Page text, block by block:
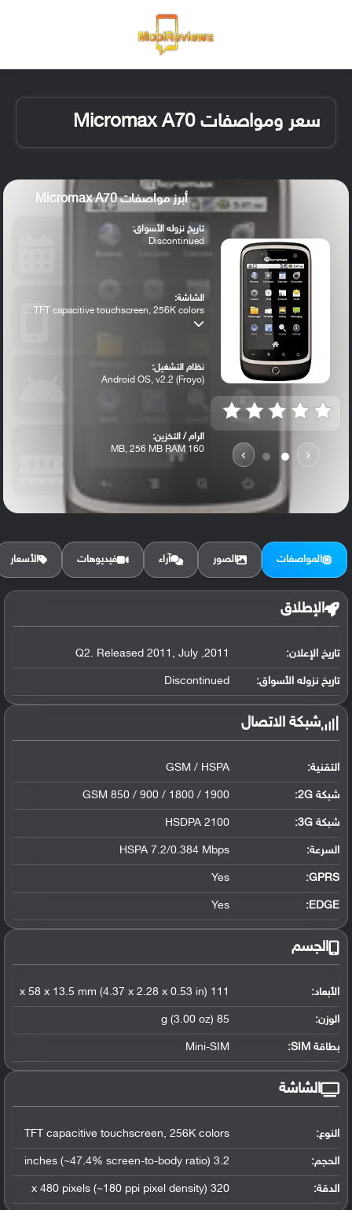
سعر ومواصفات Micromax A70
‹
›
أبرز مواصفات Micromax A70
تاريخ نزوله الأسواق:
Discontinued
الشاشة:
TFT capacitive touchscreen, 256K colors ...
نظام التشغيل:
Android OS, v2.2 (Froyo)
الرام / التخزين:
160 MB, 256 MB RAM
الكاميرا الأساسية:
المواصفات الصور آراء فيديوهات الأسعار
الإطلاق
تاريخ الإعلان: 2011, Q2. Released 2011, July
تاريخ نزوله الأسواق: Discontinued
شبكة الاتصال
التقنية: GSM / HSPA
شبكة 2G: GSM 850 / 900 / 1800 / 1900
شبكة 3G :
HSDPA 2100
السرعة: HSPA 7.2/0.384 Mbps
GPRS:
Yes
EDGE:
Yes
الجسم
الأبعاد: 111 x 58 x 13.5 mm (4.37 x 2.28 x 0.53 in)
الوزن: 85 g (3.00 oz)
بطاقة SIM: Mini-SIM
الشاشة
النوع: TFT capacitive touchscreen, 256K colors
الحجم: 3.2 inches (~47.4% screen-to-body ratio)
الدقة: 320 x 480 pixels (~180 ppi pixel density)